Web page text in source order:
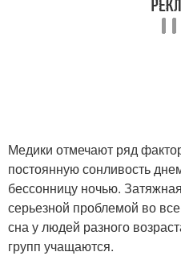
Медики отмечают ряд
постоянную сонливость
бессонницу ночью.
серьезной проблемой во
сна у людей разного
групп учащаются.